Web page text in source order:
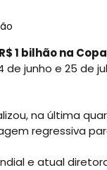
1 bilhão na
junho e 25 de
na última
regressiva
e atual